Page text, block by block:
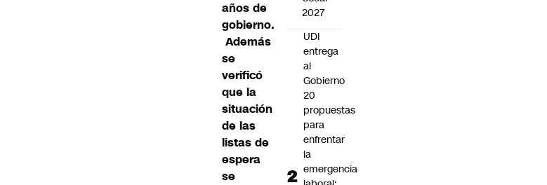
años de
gobierno.
Además
se
verificó
que la
situación
de las
listas de
espera
se
2027
UDI
entrega
al
Gobierno
20
propuestas
para
enfrentar
la
emergencia